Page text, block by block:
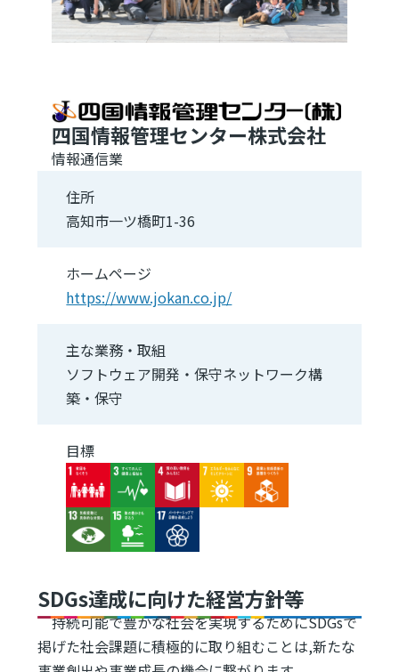
四国情報管理センター株式会社
情報通信業
住所
高知市一ツ橋町1-36
ホームページ
https://www.jokan.co.jp/
主な業務・取組
ソフトウェア開発・保守ネットワーク構
築・保守
目標
Image
Image Image Image Image
Image Image Image
SDGs達成に向けた経営方針等
持続可能で豊かな社会を実現するためにSDGsで
掲げた社会課題に積極的に取り組むことは,新たな